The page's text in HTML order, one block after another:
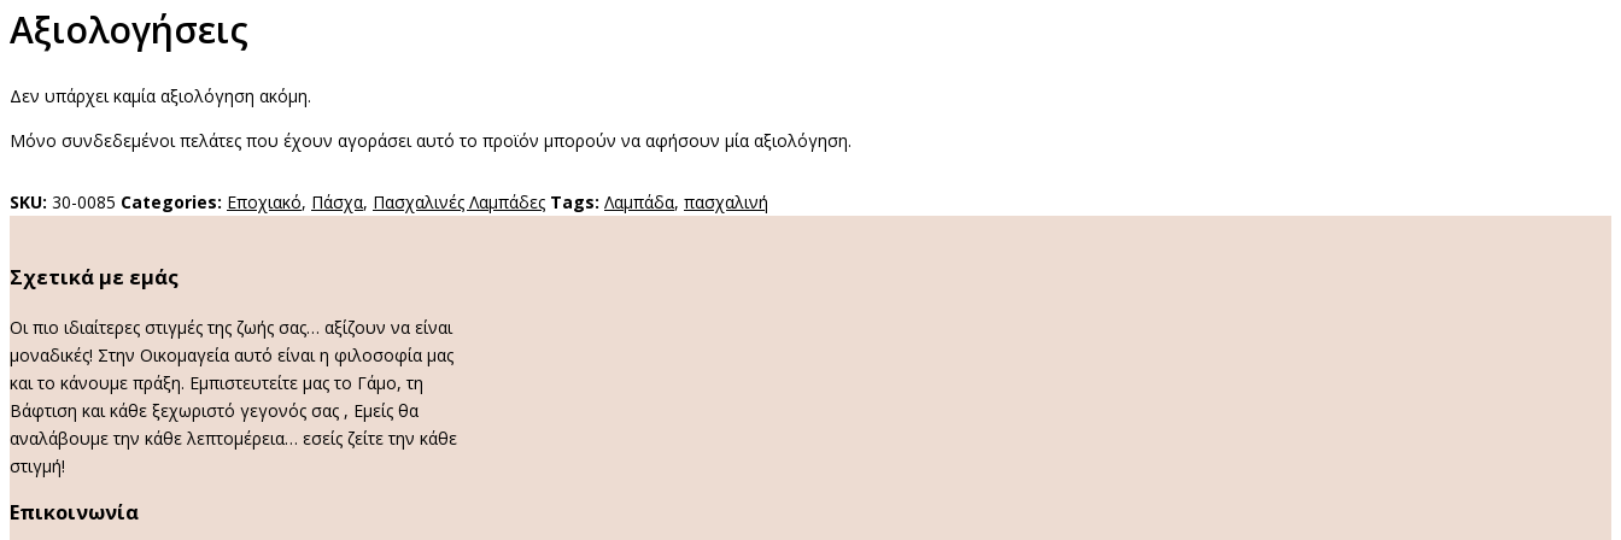
Αξιολογήσεις
Δεν υπάρχει καμία αξιολόγηση ακόμη.
Μόνο συνδεδεμένοι πελάτες που έχουν αγοράσει αυτό το προϊόν μπορούν να αφήσουν μία αξιολόγηση.
SKU: 30-0085 Categories: Εποχιακό, Πάσχα, Πασχαλινές Λαμπάδες Tags: Λαμπάδα, πασχαλινή
Σχετικά με εμάς
Οι πιο ιδιαίτερες στιγμές της ζωής σας… αξίζουν να είναι
μοναδικές! Στην Οικομαγεία αυτό είναι η φιλοσοφία μας
και το κάνουμε πράξη. Εμπιστευτείτε μας το Γάμο, τη
Βάφτιση και κάθε ξεχωριστό γεγονός σας , Εμείς θα
αναλάβουμε την κάθε λεπτομέρεια… εσείς ζείτε την κάθε
στιγμή!
Επικοινωνία